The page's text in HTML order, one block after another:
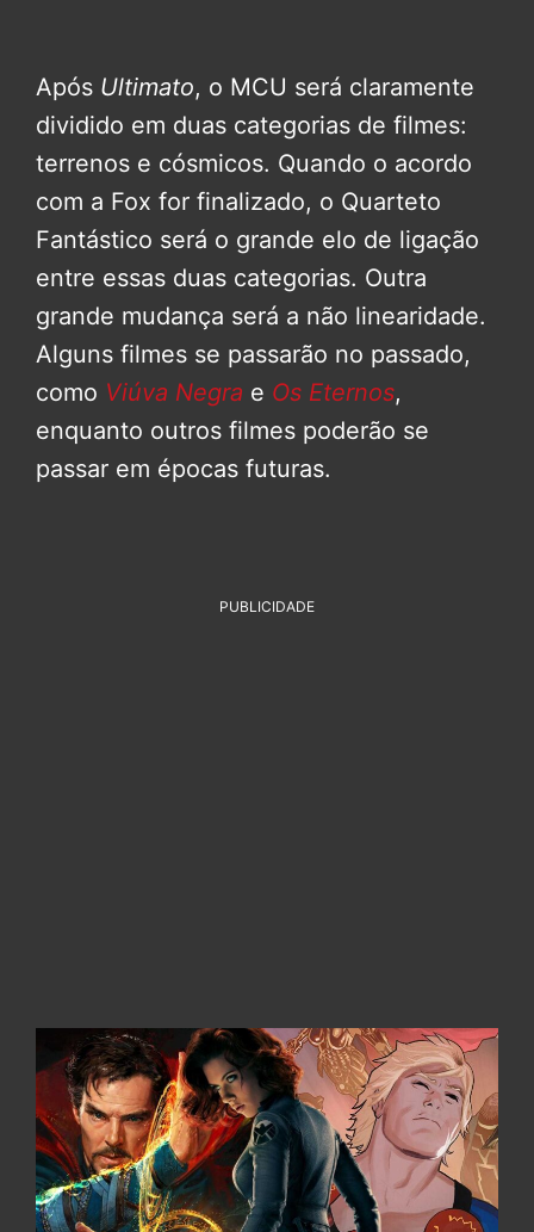
Após Ultimato, o MCU será claramente
dividido em duas categorias de filmes:
terrenos e cósmicos. Quando o acordo
com a Fox for finalizado, o Quarteto
Fantástico será o grande elo de ligação
entre essas duas categorias. Outra
grande mudança será a não linearidade.
Alguns filmes se passarão no passado,
como Viúva Negra e Os Eternos,
enquanto outros filmes poderão se
passar em épocas futuras.
PUBLICIDADE